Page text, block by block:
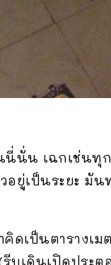
นนี่นั่น เฉกเช่
ยู่เป็นระยะ มัน
ดเป็นตารางเ